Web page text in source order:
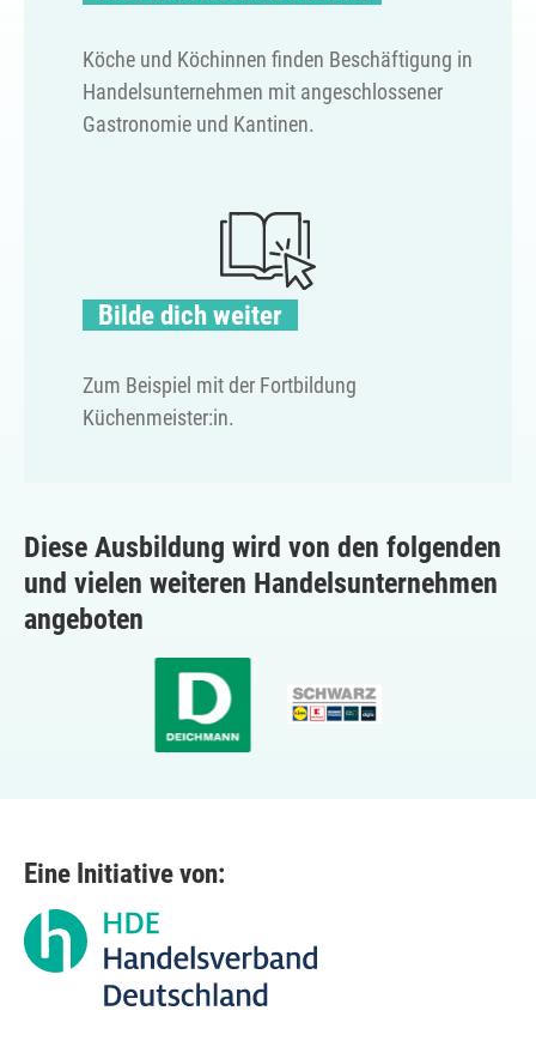
Köche und Köchinnen finden Beschäftigung in
Handelsunternehmen mit angeschlossener
Gastronomie und Kantinen.
Bilde dich weiter
Zum Beispiel mit der Fortbildung
Küchenmeister:in.
Diese Ausbildung wird von den folgenden
und vielen weiteren Handelsunternehmen
angeboten
Eine Initiative von: